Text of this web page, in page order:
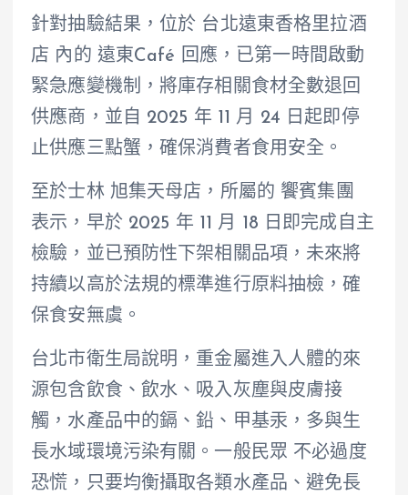
針對抽驗結果，位於 台北遠東香格里拉酒
店 內的 遠東Café 回應，已第一時間啟動
緊急應變機制，將庫存相關食材全數退回
供應商，並自 2025 年 11 月 24 日起即停
止供應三點蟹，確保消費者食用安全。
至於士林 旭集天母店，所屬的 饗賓集團
表示，早於 2025 年 11 月 18 日即完成自主
檢驗，並已預防性下架相關品項，未來將
持續以高於法規的標準進行原料抽檢，確
保食安無虞。
台北市衛生局說明，重金屬進入人體的來
源包含飲食、飲水、吸入灰塵與皮膚接
觸，水產品中的鎘、鉛、甲基汞，多與生
長水域環境污染有關。一般民眾 不必過度
恐慌，只要均衡攝取各類水產品、避免長